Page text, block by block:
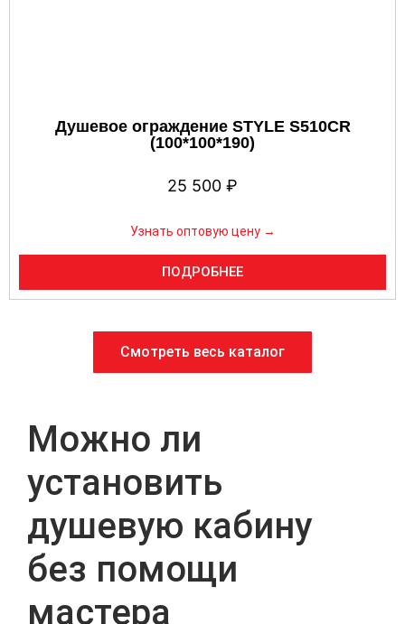
Душевое ограждение STYLE S510CR
(100*100*190)
25 500 ₽
Узнать оптовую цену →
ПОДРОБНЕЕ
Смотреть весь каталог
Можно ли
установить
душевую кабину
без помощи
мастера